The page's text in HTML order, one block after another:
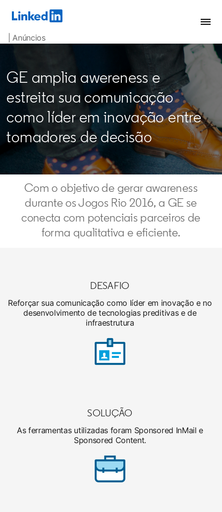
| Anúncios
GE amplia awereness e
estreita sua comunicação
como líder em inovação entre
tomadores de decisão
Com o objetivo de gerar awareness
durante os Jogos Rio 2016, a GE se
conecta com potenciais parceiros de
forma qualitativa e eficiente.
DESAFIO
Reforçar sua comunicação como líder em inovação e no
desenvolvimento de tecnologias preditivas e de
infraestrutura
SOLUÇÃO
As ferramentas utilizadas foram Sponsored InMail e
Sponsored Content.